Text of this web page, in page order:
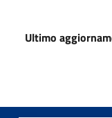
Ultimo